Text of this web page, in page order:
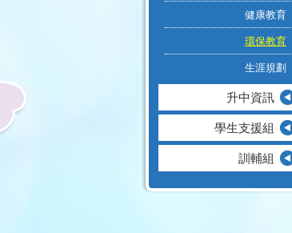
健康教育
環保教育
生涯規劃
升中資訊
學生支援組
訓輔組